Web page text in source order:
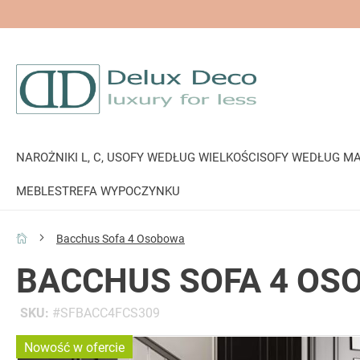
NAROŻNIKI L, C, USOFY WEDŁUG WIELKOŚCISOFY WEDŁUG
MEBLESTREFA WYPOCZYNKU
Bacchus Sofa 4 Osobowa
BACCHUS SOFA 4
SKU
SFBACC4FCS309
Przejdź
Nowość w ofercie